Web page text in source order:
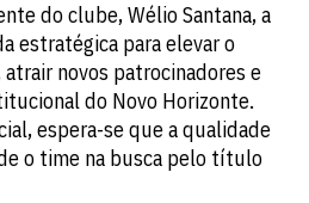
do clube, Wélio Santana, a
estratégica para elevar o
novos patrocinadores e
do Novo Horizonte.
espera-se que a qualidade
o time na busca pelo título